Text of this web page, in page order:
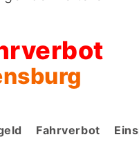
Fahrverbot